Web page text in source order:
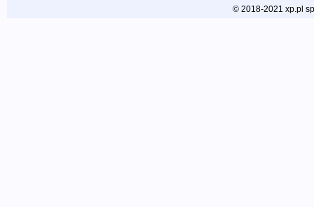
© 2018-2021 xp.pl